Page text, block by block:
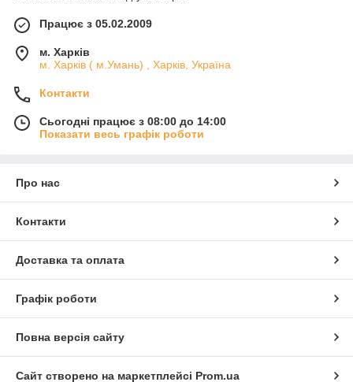
Працює з 05.02.2009
м. Харків
м. Харків ( м.Умань) , Харків, Україна
Контакти
Сьогодні працює з 08:00 до 14:00
Показати весь графік роботи
Про нас
Контакти
Доставка та оплата
Графік роботи
Повна версія сайту
Сайт створено на маркетплейсі Prom.ua